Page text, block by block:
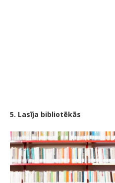
5. Lasīja bibliotēkās